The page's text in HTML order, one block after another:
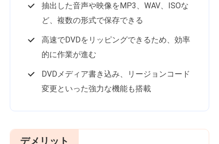
抽出した音声や映像をMP3、WAV、ISOな
ど、複数の形式で保存できる
高速でDVDをリッピングできるため、効率
的に作業が進む
DVDメディア書き込み、リージョンコード
変更といった強力な機能も搭載
デメリット